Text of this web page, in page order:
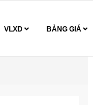
VLXD BẢNG GIÁ